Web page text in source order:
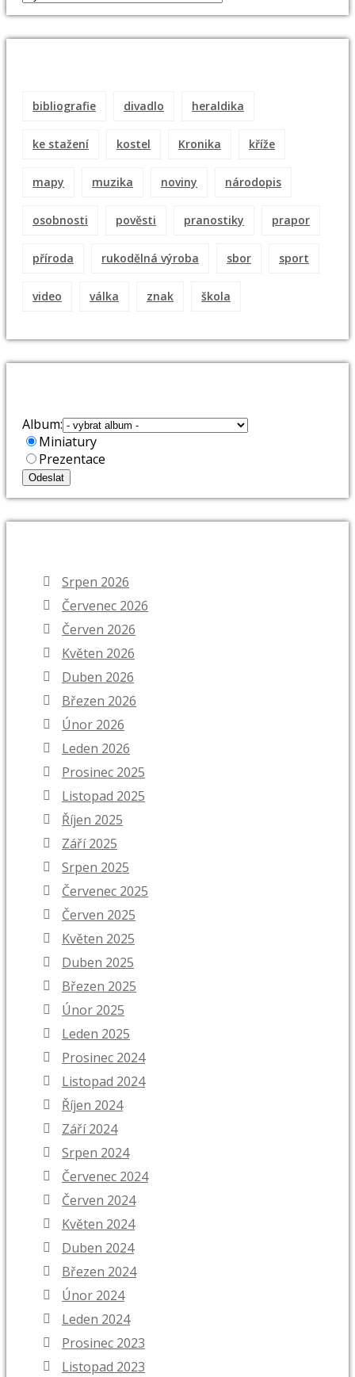
bibliografie divadlo heraldika
ke stažení kostel Kronika kříže
mapy muzika noviny národopis
osobnosti pověsti pranostiky prapor
příroda rukodělná výroba sbor sport
video válka znak škola
Album:
Miniatury
Prezentace
Srpen 2026
Červenec 2026
Červen 2026
Květen 2026
Duben 2026
Březen 2026
Únor 2026
Leden 2026
Prosinec 2025
Listopad 2025
Říjen 2025
Září 2025
Srpen 2025
Červenec 2025
Červen 2025
Květen 2025
Duben 2025
Březen 2025
Únor 2025
Leden 2025
Prosinec 2024
Listopad 2024
Říjen 2024
Září 2024
Srpen 2024
Červenec 2024
Červen 2024
Květen 2024
Duben 2024
Březen 2024
Únor 2024
Leden 2024
Prosinec 2023
Listopad 2023